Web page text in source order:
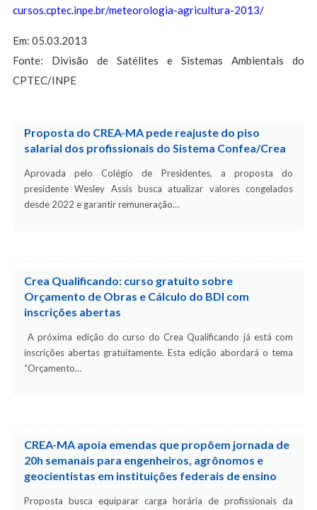
cursos.cptec.inpe.br/meteorologia-agricultura-2013/
Em: 05.03.2013
Fonte: Divisão de Satélites e Sistemas Ambientais do
CPTEC/INPE
Proposta do CREA-MA pede reajuste do piso
salarial dos profissionais do Sistema Confea/Crea
Aprovada pelo Colégio de Presidentes, a proposta do
presidente Wesley Assis busca atualizar valores congelados
desde 2022 e garantir remuneração…
Crea Qualificando: curso gratuito sobre
Orçamento de Obras e Cálculo do BDI com
inscrições abertas
A próxima edição do curso do Crea Qualificando já está com
inscrições abertas gratuitamente. Esta edição abordará o tema
“Orçamento…
CREA-MA apoia emendas que propõem jornada de
20h semanais para engenheiros, agrônomos e
geocientistas em instituições federais de ensino
Proposta busca equiparar carga horária de profissionais da